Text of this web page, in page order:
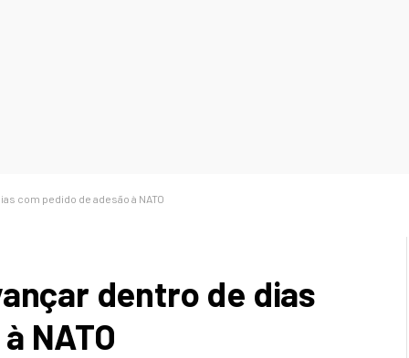
com pedido de adesão à NATO
dentro de dias
NATO